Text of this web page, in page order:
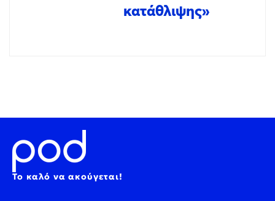
κατάθλιψης»
Το καλό να ακούγεται!